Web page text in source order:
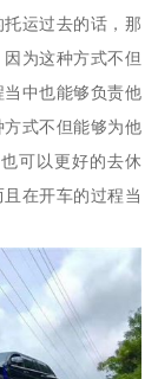
运过去的话，那
为这种方式不但
中也能够负责他
式不但能够为他
可以更好的去休
在开车的过程当